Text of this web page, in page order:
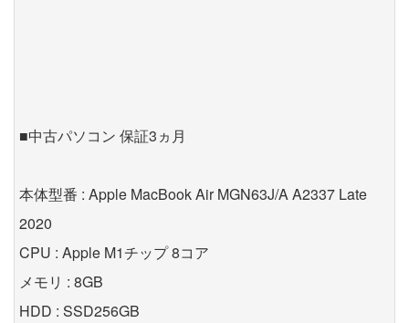
■中古パソコン 保証3ヵ月
本体型番 : Apple MacBook Air MGN63J/A A2337 Late
2020
CPU : Apple M1チップ 8コア
メモリ : 8GB
HDD : SSD256GB